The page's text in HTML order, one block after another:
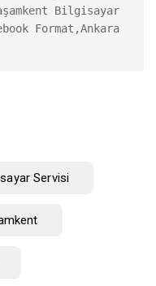
Bilgisayar
Format,Ankara
Servisi